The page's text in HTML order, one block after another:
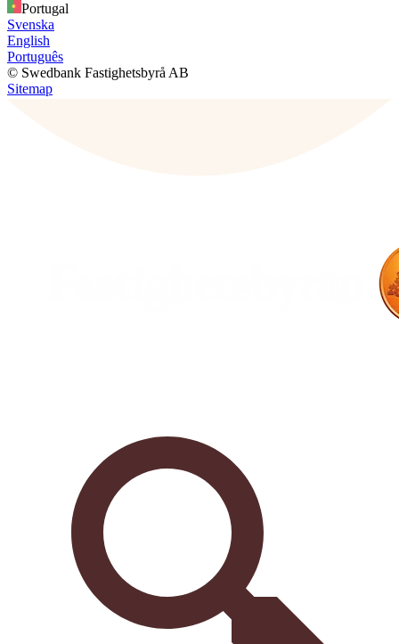
Portugal
Svenska
English
Português
© Swedbank Fastighetsbyrå AB
Sitemap